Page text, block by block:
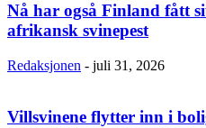
Nå har også Finland fått
afrikansk svinepest
Redaksjonen - juli 31, 2026
Villsvinene flytter inn i